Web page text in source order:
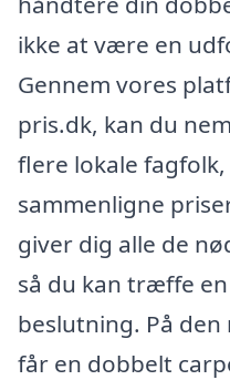
ikke at være en
Gennem vores
pris.dk, kan du
flere lokale fagfolk,
sammenligne
giver dig alle de
så du kan træffe
beslutning. På
får en dobbelt